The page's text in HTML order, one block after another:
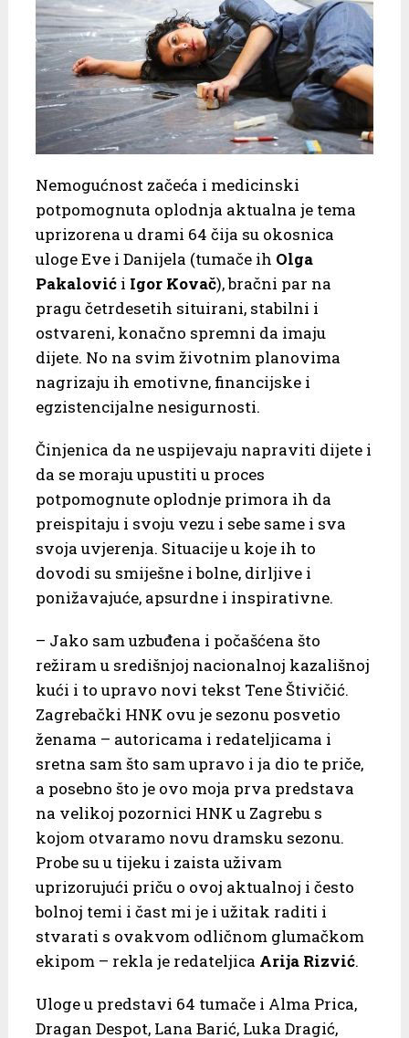
Nemogućnost začeća i medicinski
potpomognuta oplodnja aktualna je tema
uprizorena u drami 64 čija su okosnica
uloge Eve i Danijela (tumače ih Olga
Pakalovići Igor Kovač), bračni par na
pragu četrdesetih situirani, stabilni i
ostvareni, konačno spremni da imaju
dijete. No na svim životnim planovima
nagrizaju ih emotivne, financijske i
egzistencijalne nesigurnosti.
Činjenica da ne uspijevaju napraviti dijete i
da se moraju upustiti u proces
potpomognute oplodnje primora ih da
preispitaju i svoju vezu i sebe same i sva
svoja uvjerenja. Situacije u koje ih to
dovodi su smiješne i bolne, dirljive i
ponižavajuće, apsurdne i inspirativne.
– Jako sam uzbuđena i počašćena što
režiram u središnjoj nacionalnoj kazališnoj
kući i to upravo novi tekst Tene Štivičić.
Zagrebački HNK ovu je sezonu posvetio
ženama – autoricama i redateljicama i
sretna sam što sam upravo i ja dio te priče,
a posebno što je ovo moja prva predstava
na velikoj pozornici HNK u Zagrebu s
kojom otvaramo novu dramsku sezonu.
Probe su u tijeku i zaista uživam
uprizorujući priču o ovoj aktualnoj i često
bolnoj temi i čast mi je i užitak raditi i
stvarati s ovakvom odličnom glumačkom
ekipom – rekla je redateljica Arija Rizvić.
Uloge u predstavi 64 tumače i Alma Prica,
Dragan Despot, Lana Barić, Luka Dragić,